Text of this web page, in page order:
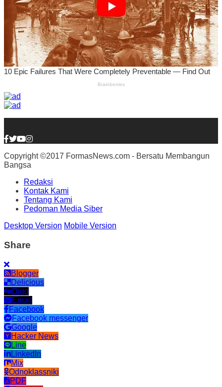
Copyright ©2017 FormasNews.com - Bersatu Membangun
Bangsa
Redaksi
Kontak Kami
Tentang Kami
Pedoman Media Siber
Desktop Version Mobile Version
Share
Blogger
Delicious
Digg
Email
Facebook
Facebook messenger
Google
Hacker News
Line
LinkedIn
Mix
Odnoklassniki
PDF